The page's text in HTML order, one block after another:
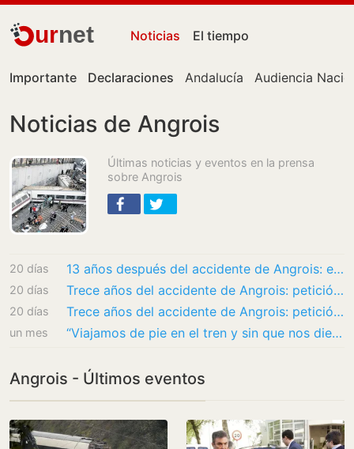
urnet Noticias El tiempo
Importante Declaraciones Andalucía Audiencia
Noticias de Angrois
Últimas noticias y eventos en la prensa
sobre Angrois
20 días 13 años después del accidente de Angrois: el caso sigue abierto con el indulto al…
20 días Trece años del accidente de Angrois: petición de indulto para el maquinista, recursos ante…
20 días Trece años del accidente de Angrois: petición de indulto para el maquinista y recursos…
un mes “Viajamos de pie en el tren y sin que nos dieran ni agua”, la odisea de llegar a Madrid…
Angrois - Últimos eventos